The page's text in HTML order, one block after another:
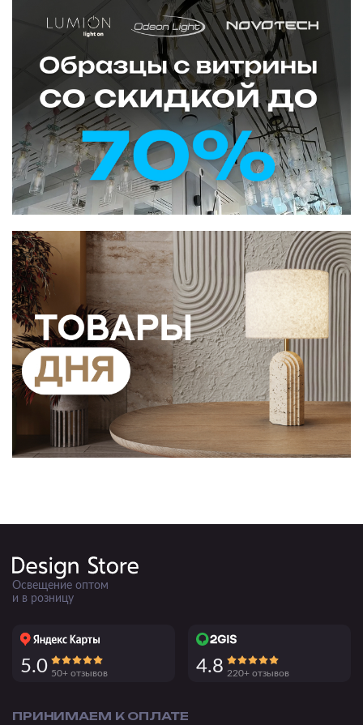
Освещение оптом
и в розницу
5.0 50+ отзывов 4.8 220+ отзывов
ПРИНИМАЕМ К ОПЛАТЕ